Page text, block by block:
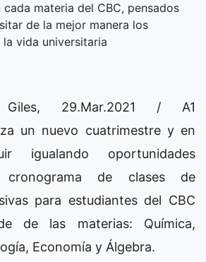
materia del CBC, pensados
de la mejor manera los
vida universitaria
29.Mar.2021 / A1
un nuevo cuatrimestre y en
igualando oportunidades
cronograma de clases de
para estudiantes del CBC
de las materias: Química,
Economía y Álgebra.